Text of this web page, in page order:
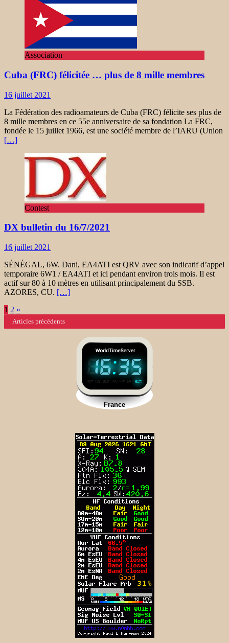
Association
Cuba (FRC) félicitée … plus de 8 mille membres
16 juillet 2021
La Fédération des radioamateurs de Cuba (FRC) félicite ses plus de
8 mille membres en ce 55e anniversaire de sa fondation La FRC,
fondée le 15 juillet 1966, est une société membre de l’IARU (Union
[…]
Contest
DX bulletin du 16/7/2021
16 juillet 2021
SÉNÉGAL, 6W. Dani, EA4ATI est QRV avec son indicatif d’appel
temporaire 6W1 / EA4ATI et ici pendant environ trois mois. Il est
actif sur 80 à 10 mètres en utilisant principalement du SSB.
AZORES, CU. […]
Navigation
des
1 2 »
Articles précédents